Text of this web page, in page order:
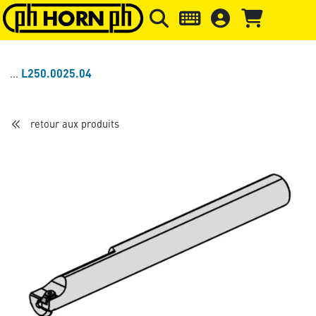
Skip to main content Passer à l'en-tête de la page
L250.0025.04
retour aux produits